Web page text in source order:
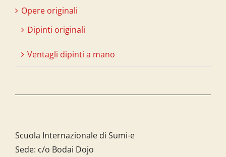
Opere originali
Dipinti originali
Ventagli dipinti a mano
Scuola Internazionale di Sumi-e
Sede: c/o Bodai Dojo